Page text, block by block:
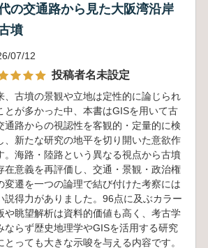
の交通路から見た大阪湾沿岸
墳
07/12
投稿者名未設定
、古墳の景観や立地は定性的に論じられ
とが多かった中、本書はGISを用いて古
通路からの視認性を客観的・定量的に検
、新たな研究の地平を切り開いた意欲作
。海路・陸路という異なる視点から古墳
在意義を再評価し、交通・景観・政治権
変遷を一つの論理で結び付けた考察には
説得力がありました。96点に及ぶカラー
や眺望解析は資料的価値も高く、考古学
ならず歴史地理学やGISを活用する研究
とっても大きな示唆を与える内容です。